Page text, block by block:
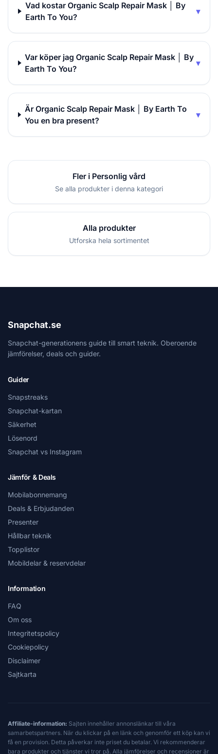
Vad kostar Organic Scalp Repair Mask │ By
Earth To You?
▾
Var köper jag Organic Scalp Repair Mask │ By
Earth To You?
▾
Är Organic Scalp Repair Mask │ By Earth To
You en bra present?
▾
Fler i Personlig vård
Se alla produkter i denna kategori
Alla produkter
Utforska hela sortimentet
Snapchat.se
Snapchat-generationens guide till smart teknik. Oberoende
jämförelser, deals och guider.
Guider
Snapstreaks
Snapchat-kartan
Säkerhet
Lösenord
Snapchat vs Instagram
Jämför & Deals
Mobilabonnemang
Deals & Erbjudanden
Presenter
Hållbar teknik
Topplistor
Mobildelar & reservdelar
Information
FAQ
Om oss
Integritetspolicy
Cookiepolicy
Disclaimer
Sajtkarta
Affiliate-information: Sajten innehåller annonslänkar till våra
samarbetspartners. När du klickar på en länk och genomför ett köp kan vi
få en provision. Detta påverkar inte priset du betalar. Vi rekommenderar
bara produkter och tjänster vi tror på. Alla jämförelser och recensioner är